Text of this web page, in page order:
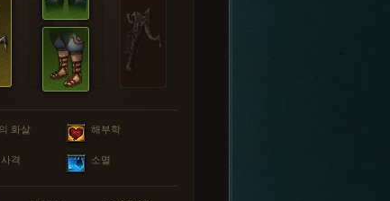
화살 해부학
격 소멸